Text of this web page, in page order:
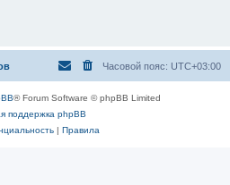
Часовой пояс: UTC+03:00
® Forum Software © phpBB Limited
поддержка phpBB
| Правила